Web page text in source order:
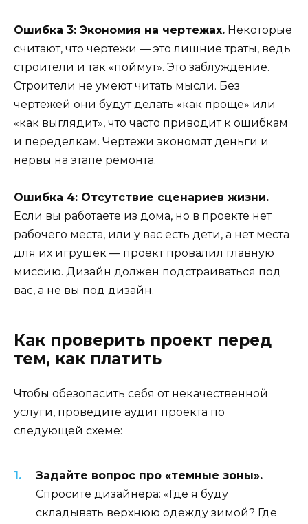
Ошибка 3: Экономия на чертежах. Некоторые
считают, что чертежи — это лишние траты, ведь
строители и так «поймут». Это заблуждение.
Строители не умеют читать мысли. Без
чертежей они будут делать «как проще» или
«как выглядит», что часто приводит к ошибкам
и переделкам. Чертежи экономят деньги и
нервы на этапе ремонта.
Ошибка 4: Отсутствие сценариев жизни.
Если вы работаете из дома, но в проекте нет
рабочего места, или у вас есть дети, а нет места
для их игрушек — проект провалил главную
миссию. Дизайн должен подстраиваться под
вас, а не вы под дизайн.
Как проверить проект перед
тем, как платить
Чтобы обезопасить себя от некачественной
услуги, проведите аудит проекта по
следующей схеме:
Задайте вопрос про «темные зоны».
Спросите дизайнера: «Где я буду
складывать верхнюю одежду зимой? Где